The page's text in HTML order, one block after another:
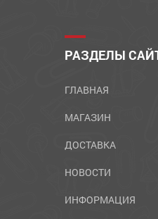
РАЗДЕЛЫ
ГЛАВНАЯ
МАГАЗИН
ДОСТАВКА
НОВОСТИ
ИНФОРМАЦИЯ